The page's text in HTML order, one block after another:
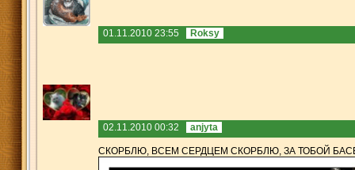
01.11.2010 23:55 Roksy
02.11.2010 00:32 anjyta
СКОРБЛЮ, ВСЕМ СЕРДЦЕМ СКОРБЛЮ, ЗА ТОБОЙ